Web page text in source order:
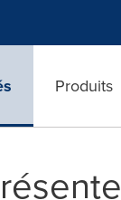
Produits